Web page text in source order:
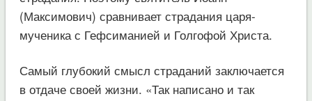
(Максимович) сравнивает страдания царя-
мученика с Гефсиманией и Голгофой Христа.
Самый глубокий смысл страданий заключается
в отдаче своей жизни. «Так написано и так